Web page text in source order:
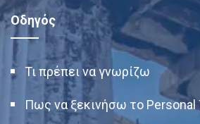
Οδηγός
Τι πρέπει να γνωρίζω
Πως να ξεκινήσω το Personal